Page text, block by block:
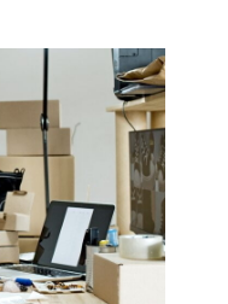
mais.
de produtos
seu próprio
pode
uma renda extra.